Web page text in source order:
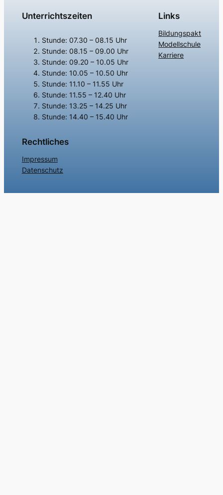
Unterrichtszeiten
Stunde: 07.30 – 08.15 Uhr
Stunde: 08.15 – 09.00 Uhr
Stunde: 09.20 – 10.05 Uhr
Stunde: 10.05 – 10.50 Uhr
Stunde: 11.10 – 11.55 Uhr
Stunde: 11.55 – 12.40 Uhr
Stunde: 13.25 – 14.25 Uhr
Stunde: 14.40 – 15.40 Uhr
Links
Bildungspakt
Modellschule
Karriere
Rechtliches
Impressum
Datenschutz